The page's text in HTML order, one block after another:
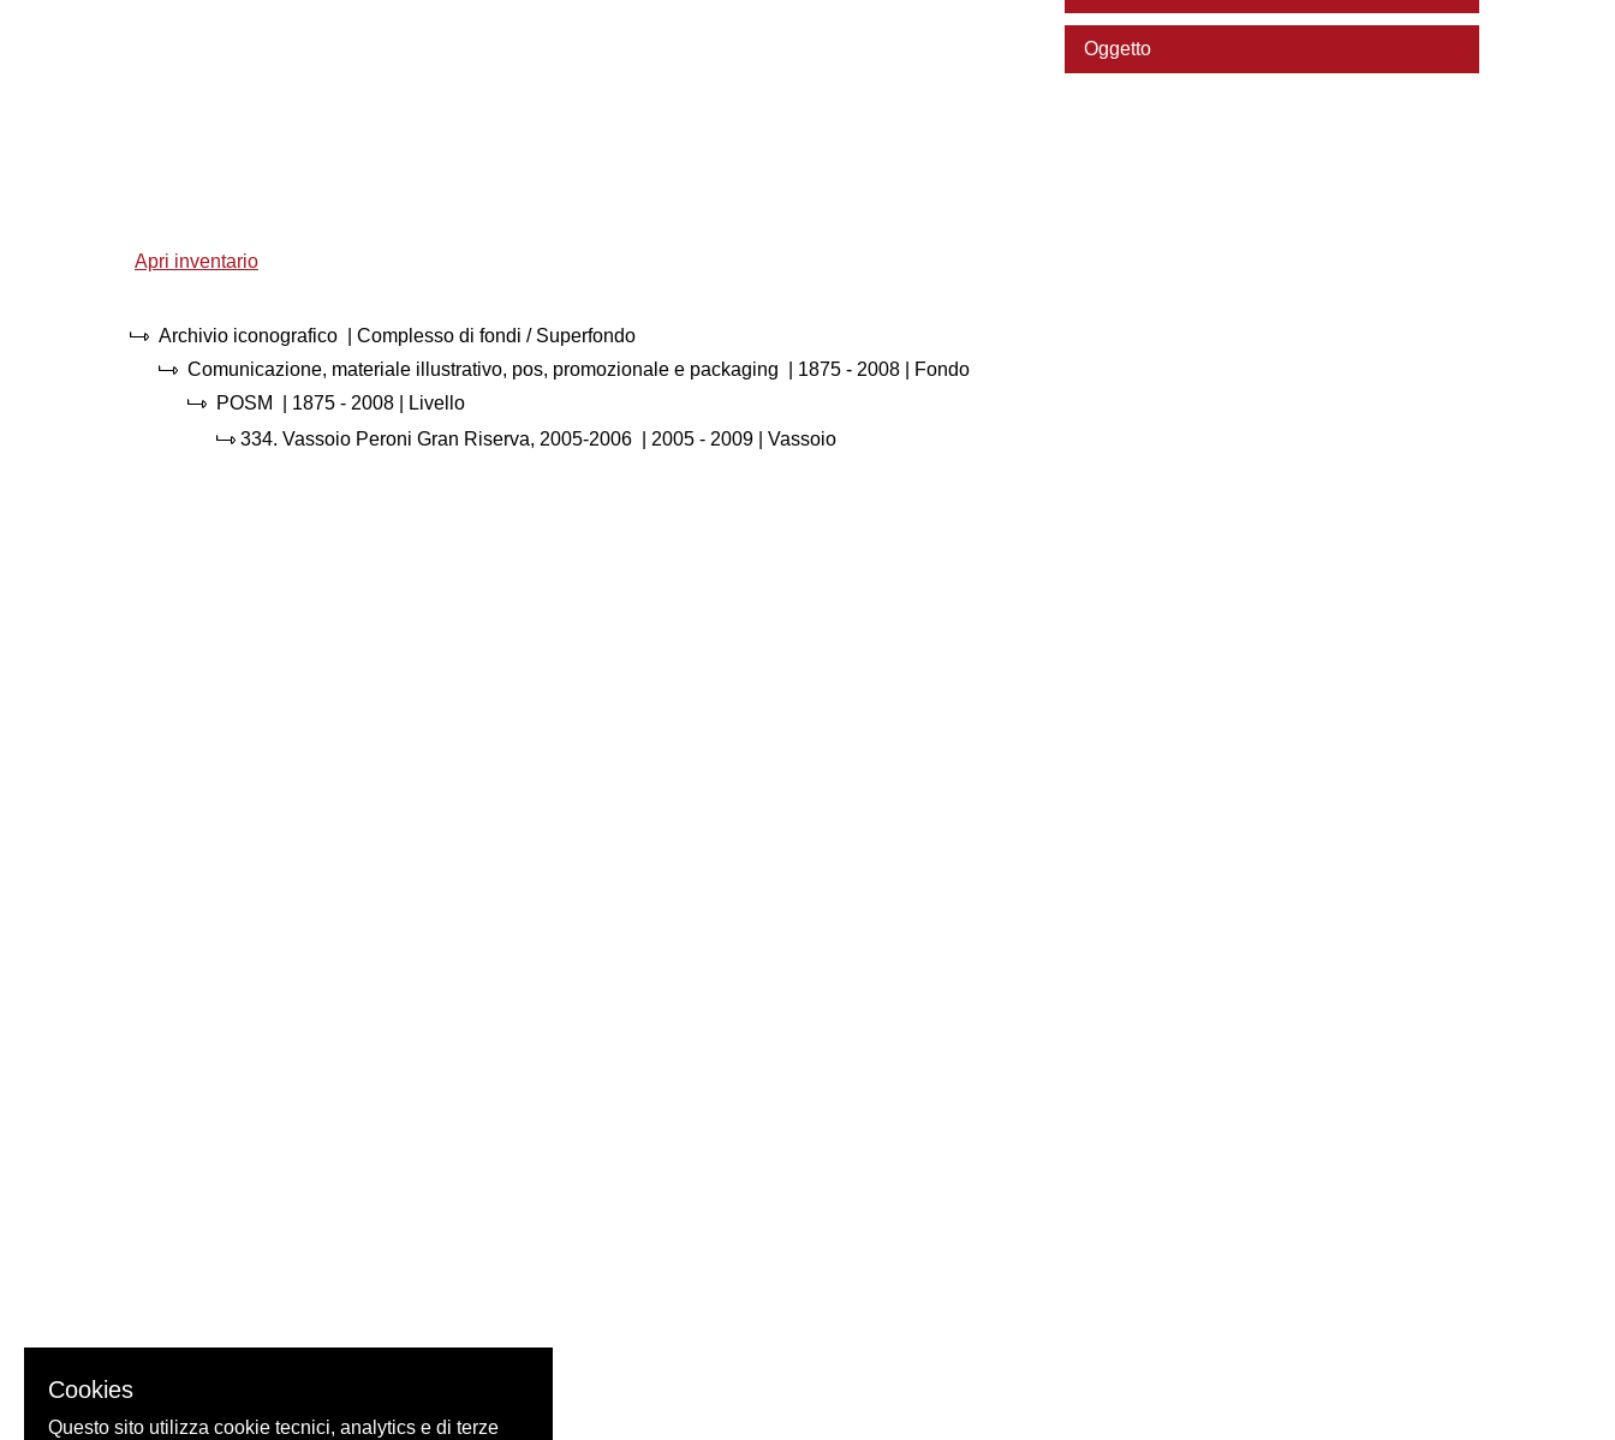
Oggetto
Apri inventario
Archivio iconografico
| Complesso di fondi / Superfondo
Comunicazione, materiale illustrativo, pos, promozionale e packaging
1875 - 2008
| Fondo
POSM
1875 - 2008
| Livello
334. Vassoio Peroni Gran Riserva, 2005-2006 2005 - 2009 | Vassoio
Cookies
Questo sito utilizza cookie tecnici, analytics e di terze